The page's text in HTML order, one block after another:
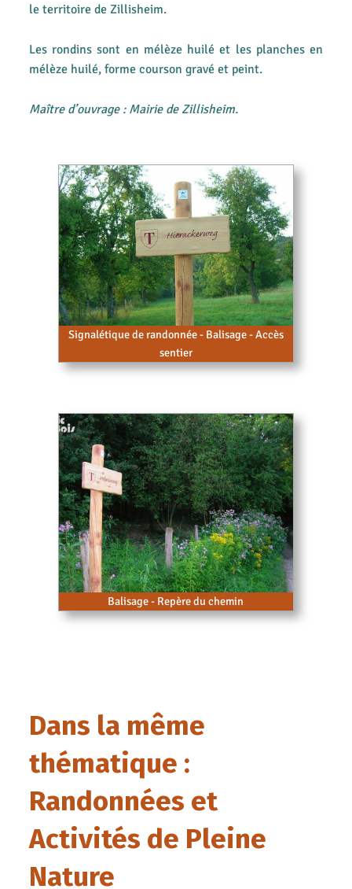
le territoire de Zillisheim.
Les rondins sont en mélèze huilé et les planches en
mélèze huilé, forme courson gravé et peint.
Maître d’ouvrage : Mairie de Zillisheim.
Signalétique de randonnée - Balisage - Accès
sentier
Balisage - Repère du chemin
Dans la même
thématique :
Randonnées et
Activités de Pleine
Nature